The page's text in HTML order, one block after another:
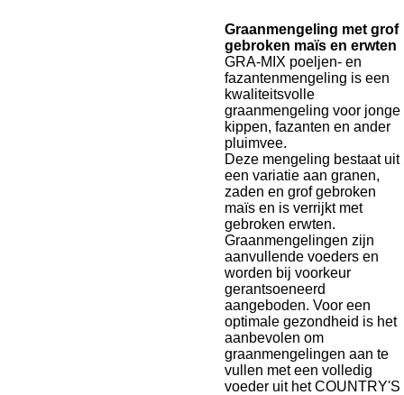
Graanmengeling met grof
gebroken maïs en erwten
GRA-MIX poeljen- en
fazantenmengeling is een
kwaliteitsvolle
graanmengeling voor jonge
kippen, fazanten en ander
pluimvee.
Deze mengeling bestaat uit
een variatie aan granen,
zaden en grof gebroken
maïs en is verrijkt met
gebroken erwten.
Graanmengelingen zijn
aanvullende voeders en
worden bij voorkeur
gerantsoeneerd
aangeboden. Voor een
optimale gezondheid is het
aanbevolen om
graanmengelingen aan te
vullen met een volledig
voeder uit het COUNTRY'S